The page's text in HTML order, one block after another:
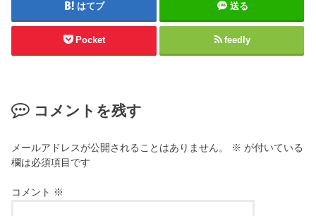
はてブ 送る
Pocket feedly
コメントを残す
メールアドレスが公開されることはありません。 ※ が付いている
欄は必須項目です
コメント ※